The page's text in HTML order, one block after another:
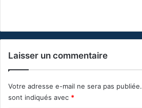
Laisser un commentaire
Votre adresse e-mail ne sera pas publiée.
sont indiqués avec *